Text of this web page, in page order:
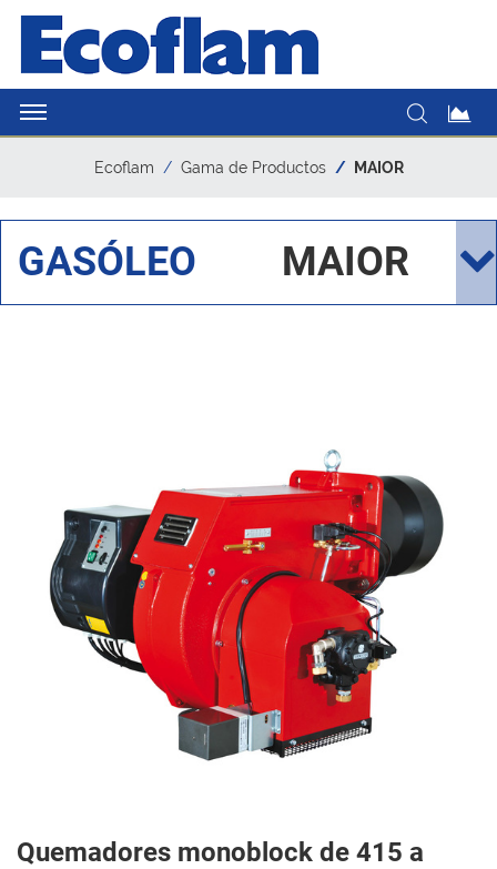
Ecoflam Gama de Productos MAIOR
GASÓLEO MAIOR
Quemadores monoblock de 415 a